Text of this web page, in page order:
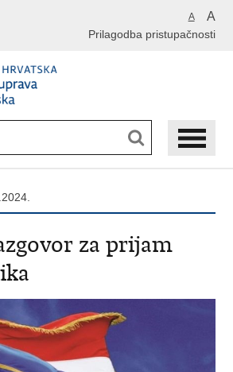
A A
Prilagodba pristupačnosti
za prijam